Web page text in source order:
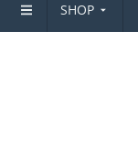
SHOP
Türstopper